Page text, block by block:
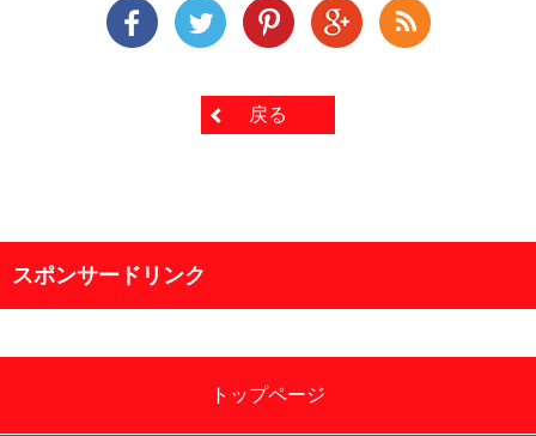
戻る
スポンサードリンク
トップページ